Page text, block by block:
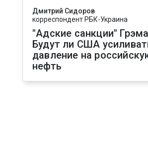
Дмитрий Сидоров
корреспондент РБК-Украина
"Адские санкции"
Будут ли США
давление на
нефть